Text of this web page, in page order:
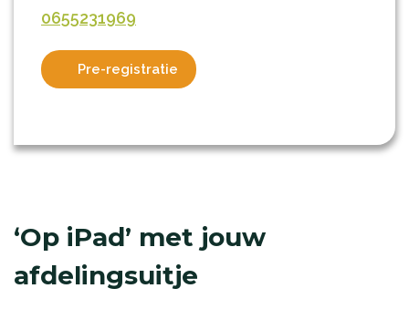
0655231969
Pre-registratie
‘Op iPad’ met jouw
afdelingsuitje